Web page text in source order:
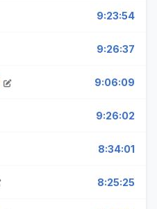
9:23:54
9:26:37
9:06:09
9:26:02
8:34:01
8:25:25